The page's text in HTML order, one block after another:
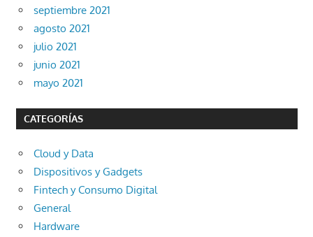
septiembre 2021
agosto 2021
julio 2021
junio 2021
mayo 2021
CATEGORÍAS
Cloud y Data
Dispositivos y Gadgets
Fintech y Consumo Digital
General
Hardware